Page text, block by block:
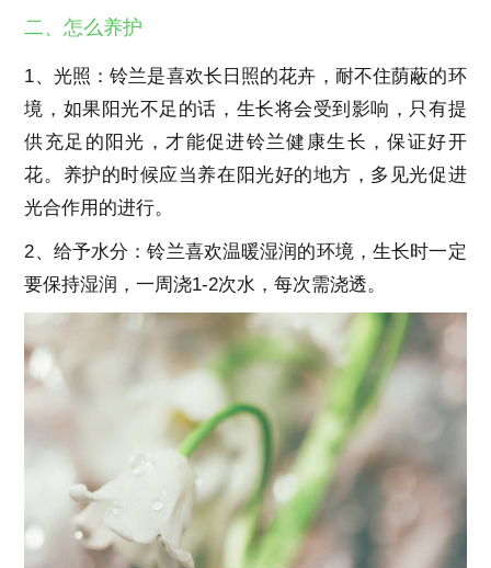
二、怎么养护
1、光照：铃兰是喜欢长日照的花卉，耐不住荫蔽的环
境，如果阳光不足的话，生长将会受到影响，只有提
供充足的阳光，才能促进铃兰健康生长，保证好开
花。养护的时候应当养在阳光好的地方，多见光促进
光合作用的进行。
2、给予水分：铃兰喜欢温暖湿润的环境，生长时一定
要保持湿润，一周浇1-2次水，每次需浇透。